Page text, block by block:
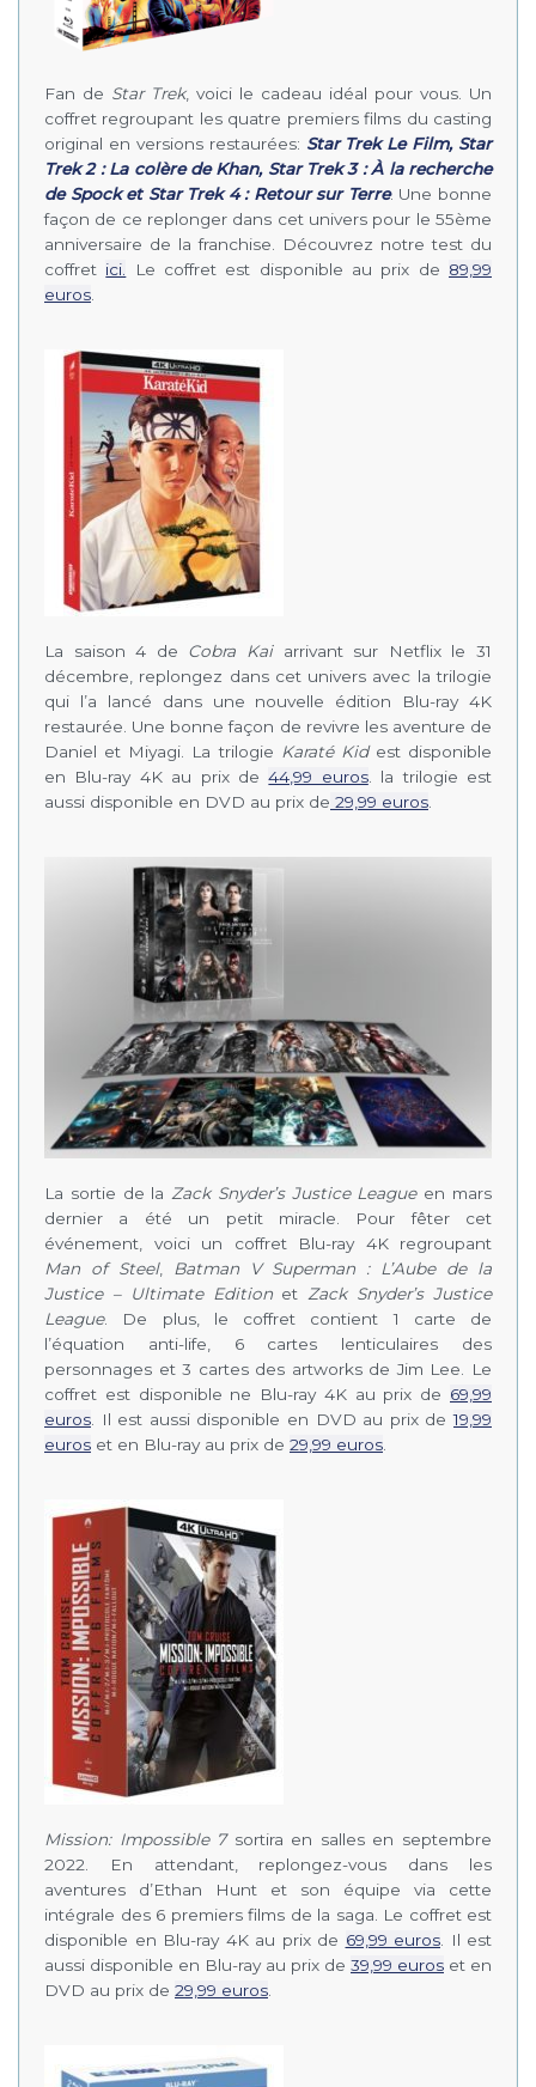
Fan de Star Trek, voici le cadeau idéal pour vous. Un
coffret regroupant les quatre premiers films du casting
original en versions restaurées: Star Trek Le Film, Star
Trek 2 : La colère de Khan, Star Trek 3 : À la recherche
de Spock et Star Trek 4 : Retour sur Terre. Une bonne
façon de ce replonger dans cet univers pour le 55ème
anniversaire de la franchise. Découvrez notre test du
coffret ici. Le coffret est disponible au prix de 89,99
euros
La saison 4 de Cobra Kaiarrivant sur Netflix le 31
décembre, replongez dans cet univers avec la trilogie
qui l’a lancé dans une nouvelle édition Blu-ray 4K
restaurée. Une bonne façon de revivre les aventure de
Daniel et Miyagi. La trilogie Karaté Kidest disponible
en Blu-ray 4K au prix de44,99 euros. la trilogie est
aussi disponible en DVD au prix de 29,99 euros.
La sortie de la Zack Snyder’s Justice Leagueen mars
dernier a été un petit miracle. Pour fêter cet
événement, voici un coffret Blu-ray 4K regroupant
Man of Steel,
Batman V Superman : L’Aube de la
Justice – Ultimate Editionet Zack Snyder’s Justice
League. De plus, le coffret contient 1 carte de
l’équation anti-life, 6 cartes lenticulaires des
personnages et 3 cartes des artworks de Jim Lee. Le
coffret est disponible ne Blu-ray 4K au prix de 69,99
euros . Il est aussi disponible en DVD au prix de19,99
euros et en Blu-ray au prix de 29,99 euros
Mission: Impossible 7sortira en salles en septembre
2022. En attendant, replongez-vous dans les
aventures d’Ethan Hunt et son équipe via cette
intégrale des 6 premiers films de la saga. Le coffret est
disponible en Blu-ray 4K au prix de 69,99 euros . Il est
aussi disponible en Blu-ray au prix de 39,99 euros et en
DVD au prix de 29,99 euros